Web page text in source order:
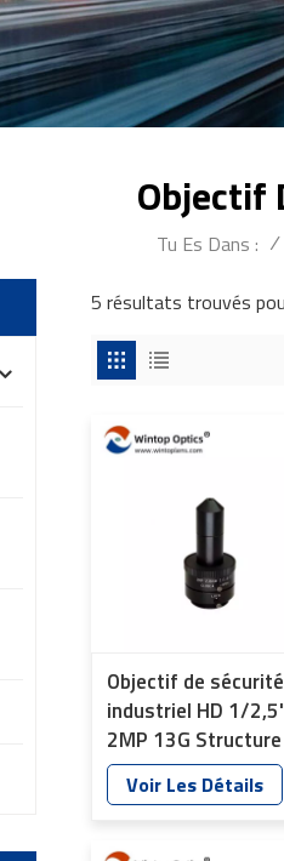
Objectif
Tu Es Dans : /
5 résultats trouvés
Objectif de sécurité
industriel HD 1/
2MP 13G Structure
Vision nocturne YT-
4881
Voir Les Détails